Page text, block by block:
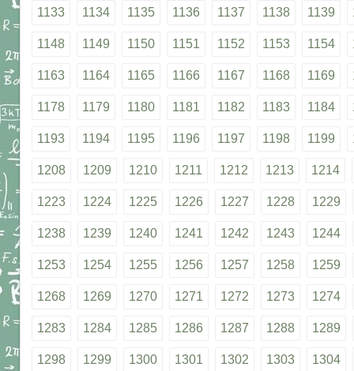
1133 1134 1135 1136 1137 1138 1139
1148 1149 1150 1151 1152 1153 1154
1163 1164 1165 1166 1167 1168 1169
1178 1179 1180 1181 1182 1183 1184
1193 1194 1195 1196 1197 1198 1199
1208 1209 1210 1211 1212 1213 1214
1223 1224 1225 1226 1227 1228 1229
1238 1239 1240 1241 1242 1243 1244
1253 1254 1255 1256 1257 1258 1259
1268 1269 1270 1271 1272 1273 1274
1283 1284 1285 1286 1287 1288 1289
1298 1299 1300 1301 1302 1303 1304